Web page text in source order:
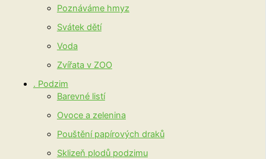
Poznáváme hmyz
Svátek dětí
Voda
Zvířata v ZOO
. Podzim
Barevné listí
Ovoce a zelenina
Pouštění papírových draků
Sklizeň plodů podzimu